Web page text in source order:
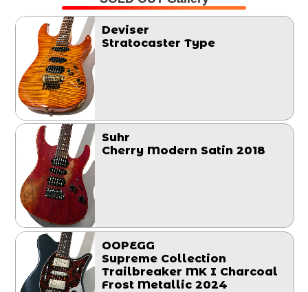
Deviser
Stratocaster Type
Suhr
Cherry Modern Satin 2018
OOPEGG
Supreme Collection
Trailbreaker MK I Charcoal
Frost Metallic 2024